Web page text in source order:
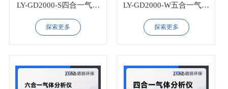
LY-GD2000-S四合一气体
分析仪
探索更多
LY-GD2000-W五合一气体
分析仪
探索更多